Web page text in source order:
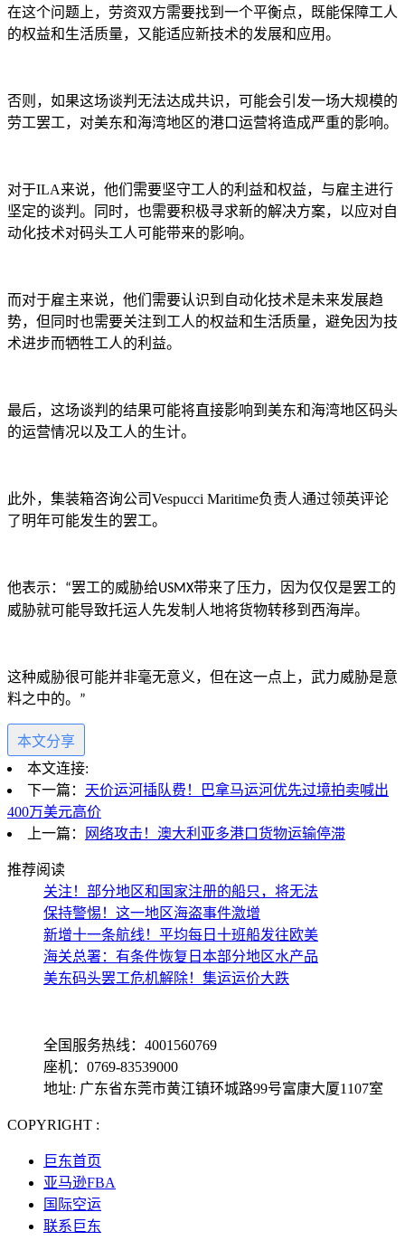
在这个问题上，劳资双方需要找到一个平衡点，既能保障工人
的权益和生活质量，又能适应新技术的发展和应用。
否则，如果这场谈判无法达成共识，可能会引发一场大规模的
劳工罢工，对美东和海湾地区的港口运营将造成严重的影响。
对于ILA来说，他们需要坚守工人的利益和权益，与雇主进行
坚定的谈判。同时，也需要积极寻求新的解决方案，以应对自
动化技术对码头工人可能带来的影响。
而对于雇主来说，他们需要认识到自动化技术是未来发展趋
势，但同时也需要关注到工人的权益和生活质量，避免因为技
术进步而牺牲工人的利益。
最后，这场谈判的结果可能将直接影响到美东和海湾地区码头
的运营情况以及工人的生计。
此外，集装箱咨询公司Vespucci Maritime负责人通过领英评论
了明年可能发生的罢工。
他表示： “罢工的威胁给USMX带来了压力，因为仅仅是罢工的
威胁就可能导致托运人先发制人地将货物转移到西海岸。
这种威胁很可能并非毫无意义，但在这一点上，武力威胁是意
料之中的。 ”
本文分享
本文连接:
下一篇： 天价运河插队费！巴拿马运河优先过境拍卖喊出
400万美元高价
上一篇：
网络攻击！澳大利亚多港口货物运输停滞
推荐阅读
关注！部分地区和国家注册的船只，将无法
保持警惕！这一地区海盗事件激增
新增十一条航线！平均每日十班船发往欧美
海关总署：有条件恢复日本部分地区水产品
美东码头罢工危机解除！集运运价大跌
全国服务热线：4001560769
座机：0769-83539000
地址: 广东省东莞市黄江镇环城路99号富康大厦1107室
COPYRIGHT :
巨东首页
亚马逊FBA
国际空运
联系巨东